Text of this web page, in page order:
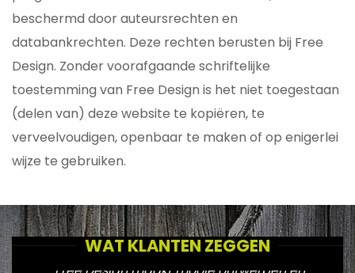
beschermd door auteursrechten en
databankrechten. Deze rechten berusten bij Free
Design. Zonder voorafgaande schriftelijke
toestemming van Free Design is het niet toegestaan
(delen van) deze website te kopiëren, te
verveelvoudigen, openbaar te maken of op enigerlei
wijze te gebruiken.
WAT KLANTEN ZEGGEN